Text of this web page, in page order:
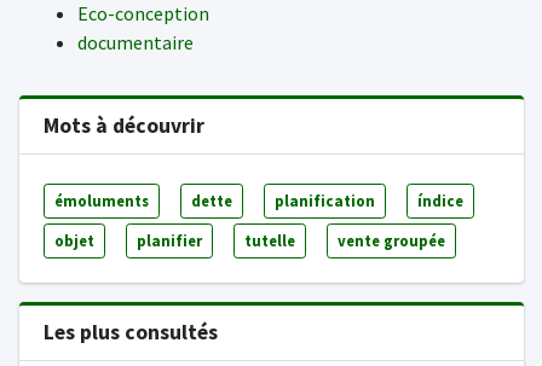
Eco-conception
documentaire
Mots à découvrir
émoluments dette planification índice
objet planifier tutelle vente groupée
Les plus consultés